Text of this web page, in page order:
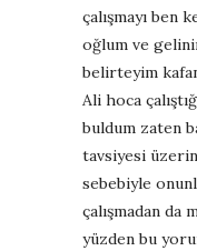
çalışmayı ben
oğlum ve
belirteyim
Ali hoca
buldum zaten
tavsiyesi
sebebiyle
çalışmadan da
yüzden bu